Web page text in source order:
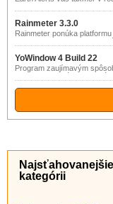
informuje o zemetraseniach,
cunami, erupciách sopiek,
záplavách, požiaroch,
tornádach a ďalších
udalostiach alebo
kdekoľvek na svete.
Rainmeter 3.3.0
Rainmeter ponúka
zobraziť priamo na ploche
počítača aktuálne
systémových prostriedkov
údaje z vašich online
(predpovede počasia, RSS,
elektronickej pošty, a pod.
YoWindow 4 Build 22
Program zaujímavým
zobrazuje aktuálne
vo vybranej lokalite takmer
celom svete (21000 lokalít).
kategórii